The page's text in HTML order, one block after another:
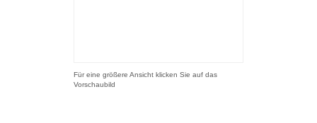
Für eine größere Ansicht klicken Sie auf das
Vorschaubild